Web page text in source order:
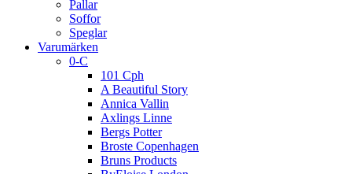
Pallar
Soffor
Speglar
Varumärken
0-C
101 Cph
A Beautiful Story
Annica Vallin
Axlings Linne
Bergs Potter
Broste Copenhagen
Bruns Products